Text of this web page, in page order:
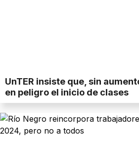
UnTER insiste que, sin
en peligro el inicio de clases